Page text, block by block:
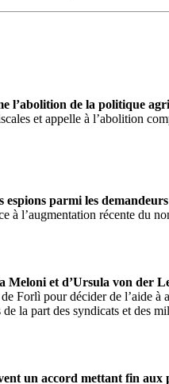
l’abolition de la politique
et appelle à l’abolition
parmi les demandeurs
à l’augmentation récente du
et d’Ursula von der
Forlì pour décider de l’aide
la part des syndicats et des
un accord mettant fin aux